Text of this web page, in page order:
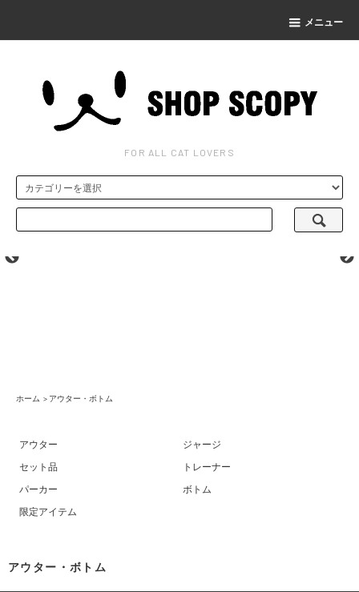
メニュー
FOR ALL CAT LOVERS
ホーム > アウター・ボトム
アウター
ジャージ
セット品
トレーナー
パーカー
ボトム
限定アイテム
アウター・ボトム